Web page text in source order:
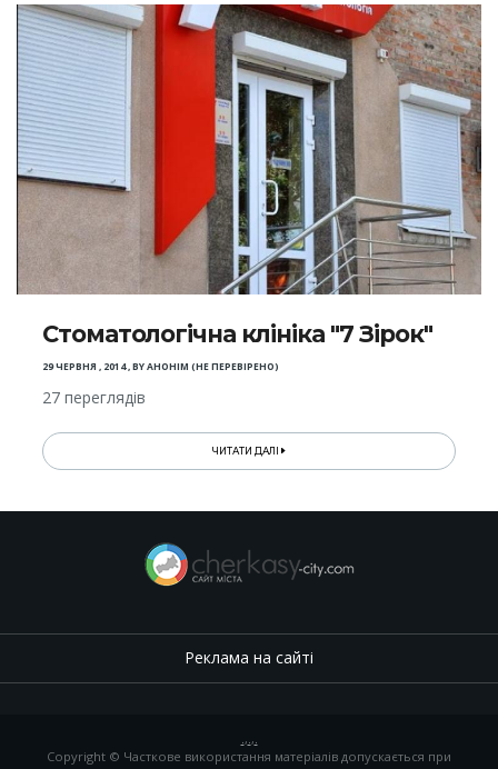
Стоматологічна клініка "7 Зірок"
29 ЧЕРВНЯ , 2014,BYАНОНІМ (НЕ ПЕРЕВІРЕНО)
27 переглядів
ЧИТАТИ ДАЛІ
Реклама на сайті
.,.,.
Copyright © Часткове використання матеріалів допускається при